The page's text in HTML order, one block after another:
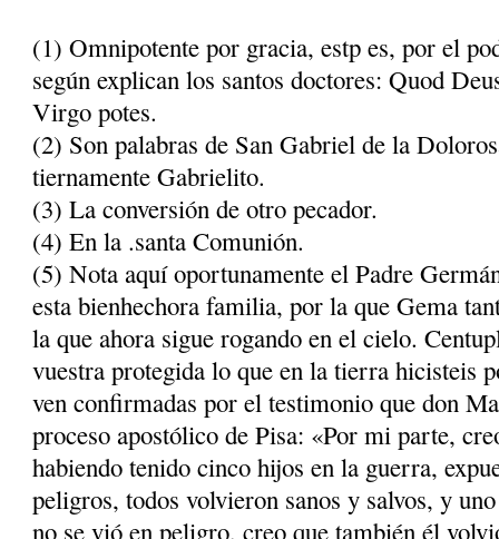
(1) Omnipotente por gracia, estp es, por el
según ex­plican los santos doctores: Quod
Virgo potes.
(2) Son palabras de San Gabriel de la
tiernamente Gabrielito.
(3) La conversión de otro pecador.
(4) En la .santa Comunión.
(5) Nota aquí oportunamente el Padre
esta bienhechora familia, por la que Gema
la que ahora sigue rogando en el cielo.
vuestra protegida lo que en la tierra hicisteis
ven confirmadas por el testimonio que don
proceso apostólico de Pisa: «Por mi parte,
habiendo tenido cinco hijos en la guerra,
peligros, todos volvieron sanos y salvos, y
no se vió en peligro, creo que también él